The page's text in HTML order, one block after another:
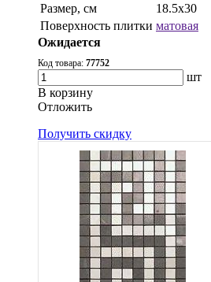
Размер, см
18.5x30
Поверхность плитки матовая
Ожидается
Код товара: 77752
шт
В корзину
Oтложить
Получить скидку